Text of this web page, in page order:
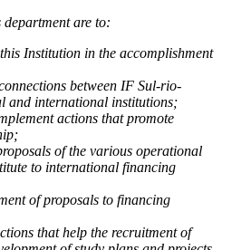
are to:
Institution in the accomplishment
between IF Sul-rio-
and international institutions;
actions that promote
of the various operational
to international financing
of proposals to financing
that help the recruitment of